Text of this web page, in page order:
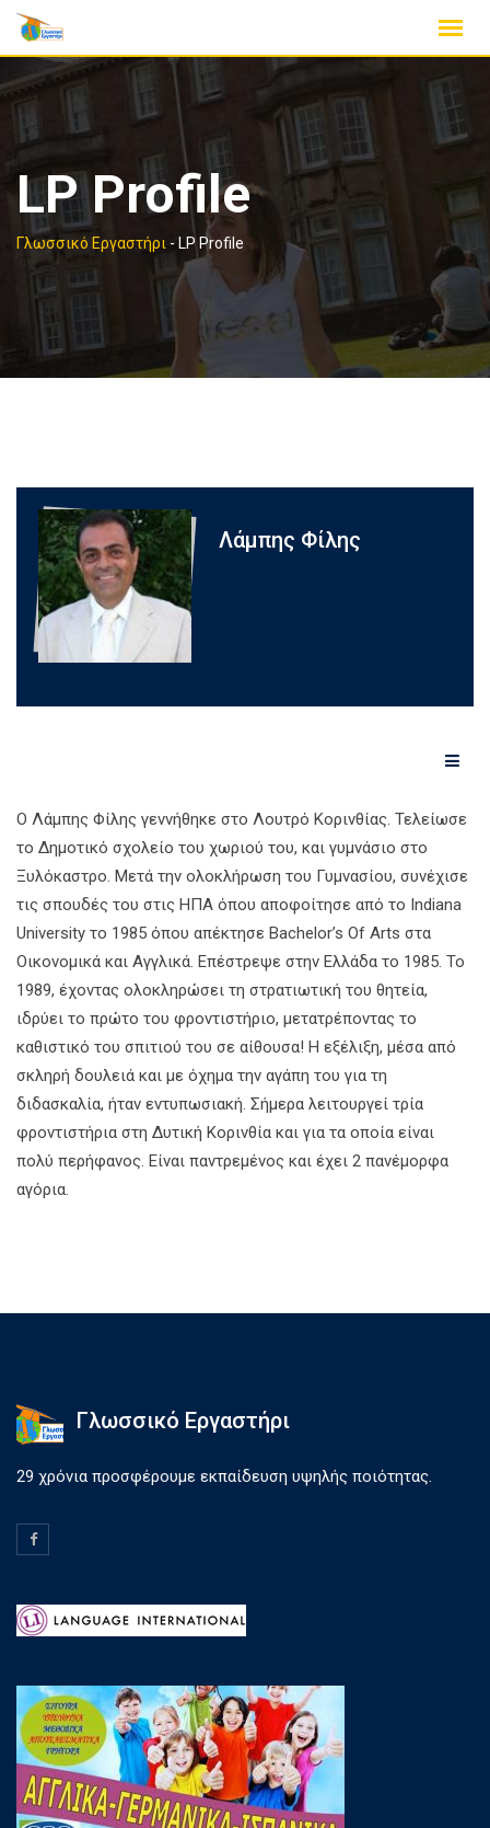
Skip
content
LP Profile
Γλωσσικό Εργαστήρι - LP Profile
Λάμπης Φίλης
Ο Λάμπης Φίλης γεννήθηκε στο Λουτρό Κορινθίας. Τελείωσε
το Δημοτικό σχολείο του χωριού του, και γυμνάσιο στο
Ξυλόκαστρο. Μετά την ολοκλήρωση του Γυμνασίου, συνέχισε
τις σπουδές του στις ΗΠΑ όπου αποφοίτησε από το Indiana
University το 1985 όπου απέκτησε Bachelor’s Of Arts στα
Οικονομικά και Αγγλικά. Επέστρεψε στην Ελλάδα το 1985. Το
1989, έχοντας ολοκληρώσει τη στρατιωτική του θητεία,
ιδρύει το πρώτο του φροντιστήριο, μετατρέποντας το
καθιστικό του σπιτιού του σε αίθουσα! Η εξέλιξη, μέσα από
σκληρή δουλειά και με όχημα την αγάπη του για τη
διδασκαλία, ήταν εντυπωσιακή. Σήμερα λειτουργεί τρία
φροντιστήρια στη Δυτική Κορινθία και για τα οποία είναι
πολύ περήφανος. Είναι παντρεμένος και έχει 2 πανέμορφα
αγόρια.
Γλωσσικό Εργαστήρι
29 χρόνια προσφέρουμε εκπαίδευση υψηλής ποιότητας.